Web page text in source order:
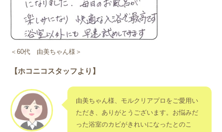
＜60代 由美ちゃん様＞
【ホコニコスタッフより】
由美ちゃん様、モルクリアプロをご愛用い
ただき、ありがとうございます。お悩みだ
った浴室のカビがきれいになったとのこ